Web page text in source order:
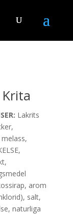
Lakrits
melass,
arom
salt,
naturliga